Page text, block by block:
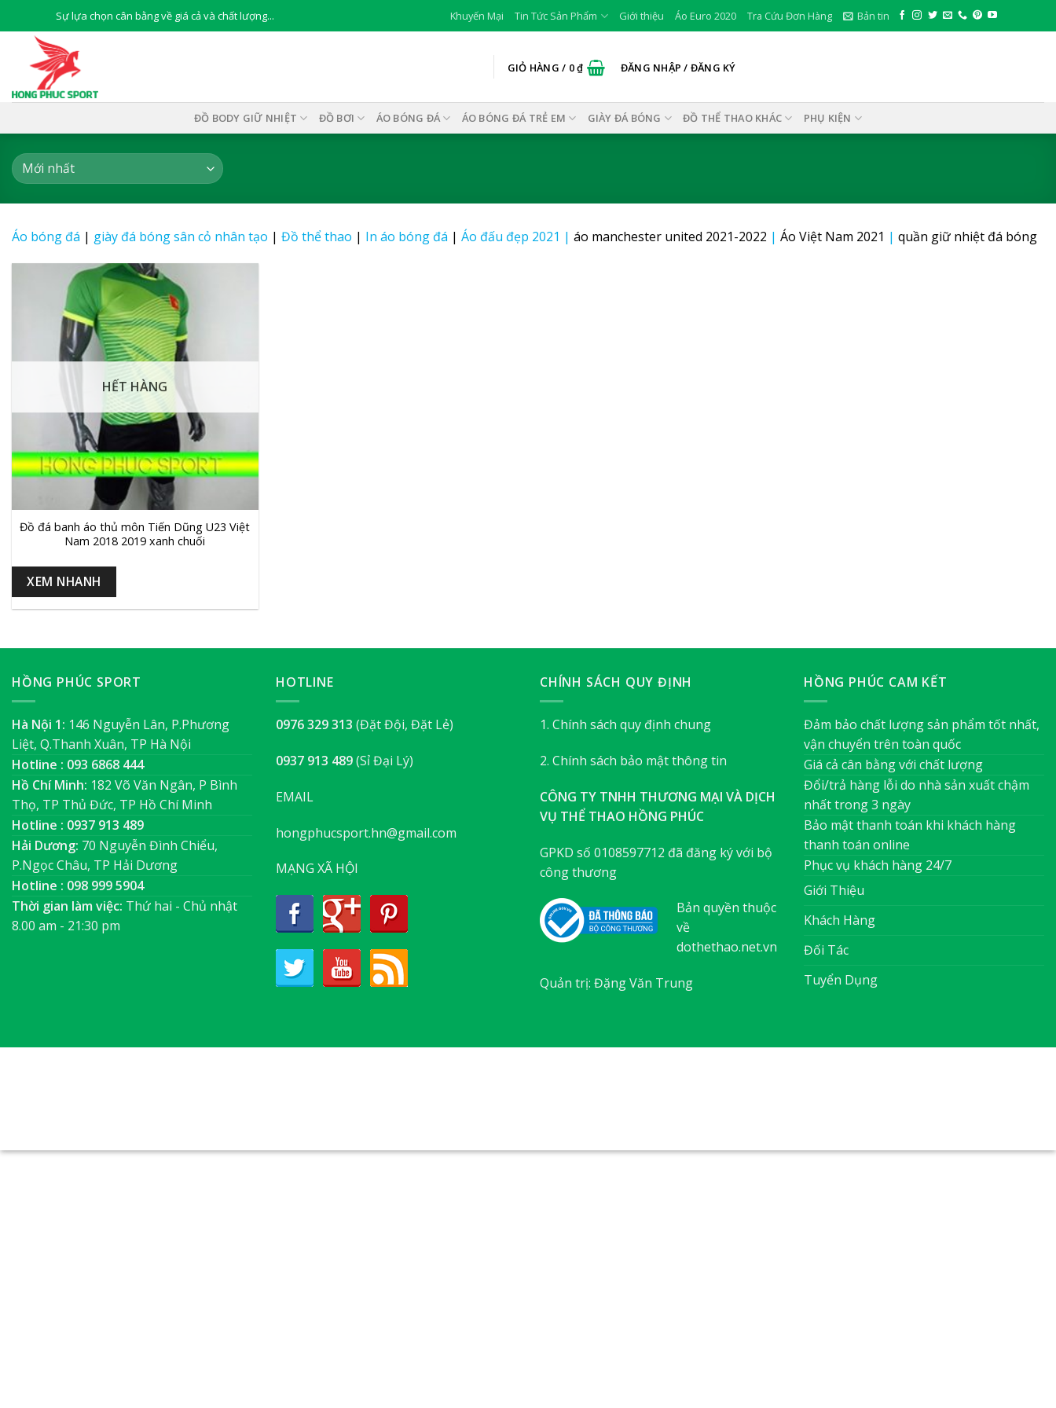
to
content
Sự lựa chọn cân bằng về giá cả và chất lượng... Khuyến Mại Tin Tức Sản Phẩm Giới thiệu Áo Euro 2020 Tra Cứu Đơn Hàng Bản tin
GIỎ HÀNG / 0₫ ĐĂNG NHẬP / ĐĂNG KÝ
ĐỒ BODY GIỮ NHIỆT ĐỒ BƠI ÁO BÓNG ĐÁ ÁO BÓNG ĐÁ TRẺ EM GIÀY ĐÁ BÓNG ĐỒ THỂ THAO KHÁC PHỤ KIỆN
Áo bóng đá | giày đá bóng sân cỏ nhân tạo | Đồ thể thao | In áo bóng đá | Áo đấu đẹp 2021 | áo manchester united 2021-2022 | Áo Việt Nam 2021 | quần giữ nhiệt đá bóng
HẾT HÀNG
Đồ đá banh áo thủ môn Tiến Dũng U23 Việt
Nam 2018 2019 xanh chuối
XEM NHANH
HỒNG PHÚC SPORT
Hà Nội 1: 146 Nguyễn Lân, P.Phương
Liệt, Q.Thanh Xuân, TP Hà Nội
Hotline : 093 6868 444
Hồ Chí Minh: 182 Võ Văn Ngân, P Bình
Thọ, TP Thủ Đức, TP Hồ Chí Minh
Hotline : 0937 913 489
Hải Dương: 70 Nguyễn Đình Chiểu,
P.Ngọc Châu, TP Hải Dương
Hotline : 098 999 5904
Thời gian làm việc: Thứ hai - Chủ nhật
8.00 am - 21:30 pm
HOTLINE
0976 329 313 (Đặt Đội, Đặt Lẻ)
0937 913 489(Sỉ Đại Lý)
EMAIL
hongphucsport.hn@gmail.com
MẠNG XÃ HỘI
CHÍNH SÁCH QUY ĐỊNH
1. Chính sách quy định chung
2. Chính sách bảo mật thông tin
CÔNG TY TNHH THƯƠNG MẠI VÀ DỊCH
VỤ THỂ THAO HỒNG PHÚC
GPKD số 0108597712 đã đăng ký với bộ
công thương
Bản quyền thuộc
về
dothethao.net.vn
Quản trị: Đặng Văn Trung
HỒNG PHÚC CAM KẾT
Đảm bảo chất lượng sản phẩm tốt nhất,
vận chuyển trên toàn quốc
Giá cả cân bằng với chất lượng
Đổi/trả hàng lỗi do nhà sản xuất chậm
nhất trong 3 ngày
Bảo mật thanh toán khi khách hàng
thanh toán online
Phục vụ khách hàng 24/7
Giới Thiệu
Khách Hàng
Đối Tác
Tuyển Dụng